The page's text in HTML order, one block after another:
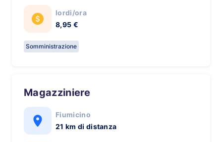
lordi/ora
8,95 €
Somministrazione
Magazziniere
Fiumicino
21 km di distanza